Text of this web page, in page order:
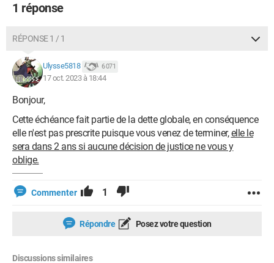
1 réponse
RÉPONSE 1 / 1
Ulysse5818 6 071
17 oct. 2023 à 18:44
Bonjour,
Cette échéance fait partie de la dette globale, en conséquence
elle n'est pas prescrite puisque vous venez de terminer,elle le
sera dans 2 ans si aucune décision de justice ne vous y
oblige.
Commenter 1
Répondre Posez votre question
Discussions similaires